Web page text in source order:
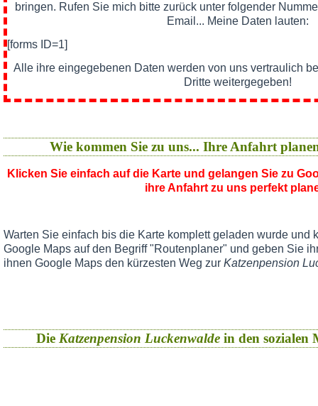
bringen. Rufen Sie mich bitte zurück unter folgender
Email... Meine Daten lauten:
[forms ID=1]
Alle ihre eingegebenen Daten werden von uns vertraulich
Dritte weitergegeben!
Wie kommen Sie zu uns... Ihre Anfahrt
Klicken Sie einfach auf die Karte und gelangen Sie zu
ihre Anfahrt zu uns perfekt
Warten Sie einfach bis die Karte komplett geladen wurde und
Google Maps auf den Begriff "Routenplaner" und geben Sie
ihnen Google Maps den kürzesten Weg zur Katzenpension
Die Katzenpension Luckenwaldein den sozialen